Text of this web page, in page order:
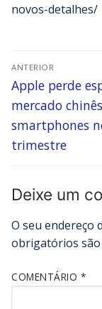
novos-detalhes/
ANTERIOR
Apple perde
mercado
smartphones
trimestre
Deixe um
O seu endereço
obrigatórios são
COMENTÁRIO *